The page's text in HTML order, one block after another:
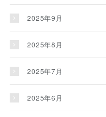
2025年9月
2025年8月
2025年7月
2025年6月